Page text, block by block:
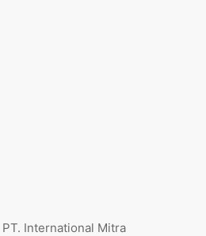
PT. International Mitra